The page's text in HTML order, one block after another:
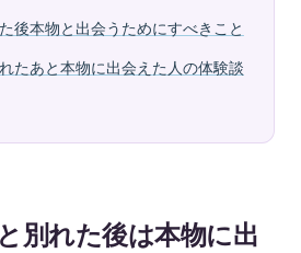
後本物と出会うためにすべきこと
たあと本物に出会えた人の体験談
別れた後は本物に出